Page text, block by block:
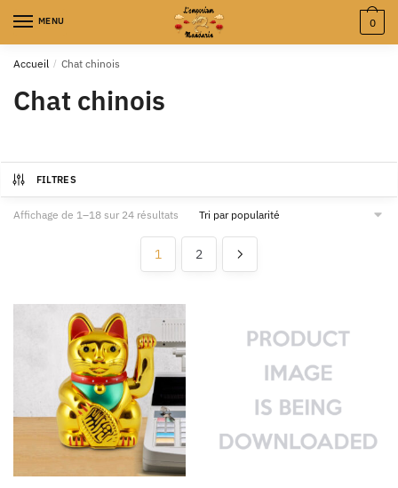
MENU 0
Accueil / Chat chinois
Chat chinois
FILTRES
Affichage de 1–18 sur 24 résultats
1 2